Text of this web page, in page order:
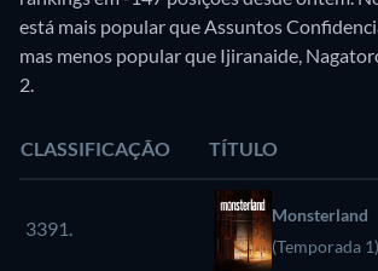
está mais popular que Assuntos
mas menos popular que Ijiranaide,
2.
CLASSIFICAÇÃO TÍTULO
3391.
Monsterland
(Temporada 1)